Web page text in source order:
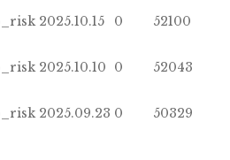
2025.10.15 0 52100
2025.10.10 0 52043
2025.09.23 0 50329